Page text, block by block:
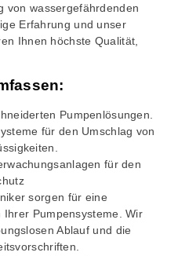
von wassergefährdenden
Erfahrung und unser
Ihnen höchste Qualität,
Pumpenlösungen.
für den Umschlag von
für den
sorgen für eine
Pumpensysteme. Wir
Ablauf und die